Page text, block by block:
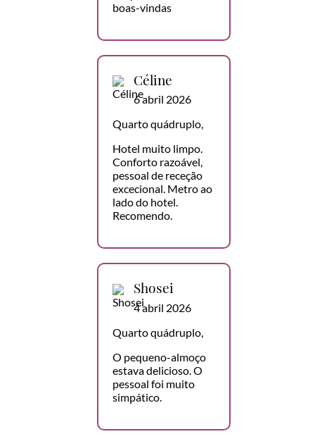
boas-vindas
Céline
6 abril 2026
Quarto quádruplo,
Hotel muito limpo.
Conforto razoável,
pessoal de receção
excecional. Metro ao
lado do hotel.
Recomendo.
Shosei
4 abril 2026
Quarto quádruplo,
O pequeno-almoço
estava delicioso. O
pessoal foi muito
simpático.